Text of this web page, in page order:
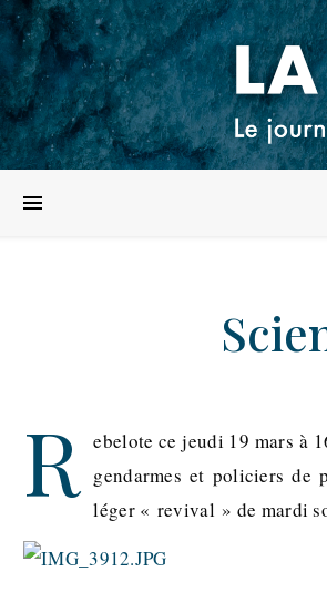
R ebelote ce jeudi 19 mars à
gendarmes et policiers de
léger « revival » de mardi